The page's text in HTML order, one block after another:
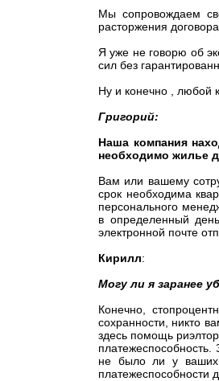
Мы сопровождаем
расторжения
Я уже не говорю об
сил без
Ну и конечно , любой
Григорий:
Наша компания
необходимо жилье
Вам или вашему
срок необходима
персонального
в определенный
электронной почте
Кирилл:
Могу ли я заранее
Конечно,
сохранности, никто
здесь помощь
не было ли у ваших
платежеспособности